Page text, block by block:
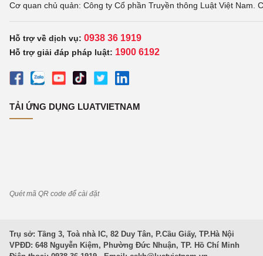
Cơ quan chủ quản: Công ty Cổ phần Truyền thông Luật Việt Nam.
Hỗ trợ về dịch vụ: 0938 36 1919
Hỗ trợ giải đáp pháp luật: 1900 6192
TẢI ỨNG DỤNG LUATVIETNAM
Quét mã QR code để cài đặt
Trụ sở: Tầng 3, Toà nhà IC, 82 Duy Tân, P.Cầu Giấy, TP.Hà Nội
VPĐD: 648 Nguyễn Kiệm, Phường Đức Nhuận, TP. Hồ Chí Minh